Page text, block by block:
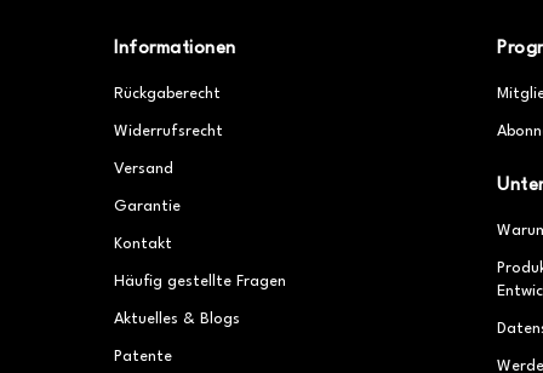
Informationen
Rückgaberecht
Widerrufsrecht
Versand
Garantie
Kontakt
Häufig gestellte Fragen
Aktuelles & Blogs
Patente